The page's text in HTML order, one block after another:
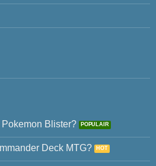
Blister?
Deck MTG?